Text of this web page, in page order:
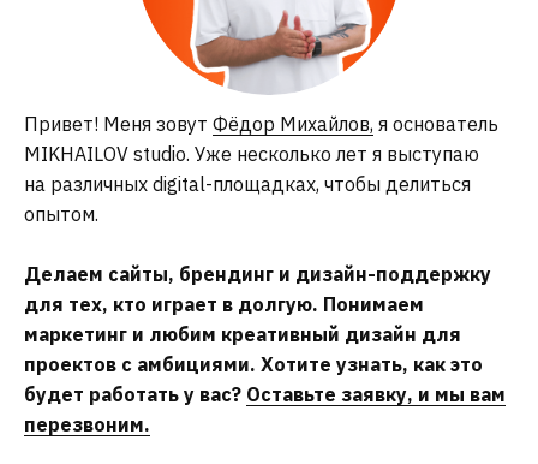
TELEGRAM
INFO@MIKHAILOV.STUDIO
ТГ-КАНАЛ
РЕЙТИНГ РУНЕТА
WORKSPACE
ДИЗАЙНЕРС
Привет! Меня зовут Фёдор Михайлов, я основатель
MIKHAILOV studio. Уже несколько лет я выступаю
на различных digital-площадках, чтобы делиться
опытом.
Делаем сайты, брендинг и дизайн-поддержку
для тех, кто играет в долгую. Понимаем
маркетинг и любим креативный дизайн для
проектов с амбициями. Хотите узнать, как это
будет работать у вас? Оставьте заявку, и мы вам
перезвоним.